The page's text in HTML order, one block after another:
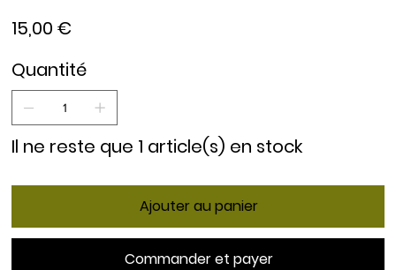
15,00 €
Quantité
Il ne reste que 1 article(s) en stock
Ajouter au panier
Commander et payer